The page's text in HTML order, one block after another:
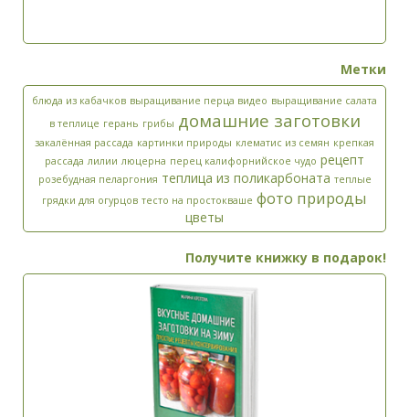
Введите ответ:*
+ два =
Метки
блюда из кабачков выращивание перца видео выращивание салата
в теплице герань грибы домашние заготовки
закалённая рассада картинки природы клематис из семян крепкая
рассада лилии люцерна перец калифорнийское чудо рецепт
розебудная пеларгония теплица из поликарбоната теплые
грядки для огурцов тесто на простокваше фото природы
цветы
Получите книжку в подарок!